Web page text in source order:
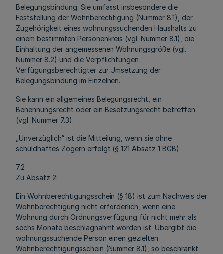
Belegungsbindung. Sie umfasst insbesondere die
Feststellung der Wohnberechtigung (Nummer 8.1), der
Zugehörigkeit eines wohnungssuchenden Haushalts zu
einem bestimmten Personenkreis (vgl. Nummer 8.1), die
Einhaltung der angemessenen Wohnungsgröße (vgl.
Nummer 8.2) und die Verpflichtungen
Verfügungsberechtigter zur Umsetzung der
Belegungsbindung im Einzelnen.
Sie kann ein allgemeines Belegungsrecht, ein
Benennungsrecht oder ein Besetzungsrecht betreffen
(vgl. Nummer 7.3).
„Unverzüglich“ ist die Mitteilung, wenn sie ohne
schuldhaftes Zögern erfolgt (§ 121 Absatz 1 BGB).
7.2
Zu Absatz 2:
Ein Wohnberechtigungsschein (§ 18) ist zum Nachweis der
Wohnberechtigung nicht erforderlich, wenn eine
Wohnung durch Ordnungsverfügung für nicht mehr als
sechs Monate beschlagnahmt worden ist. Übergibt die
wohnungssuchende Person einen gezielten
Wohnberechtigungsschein (Nummer 8.1), so beschränkt